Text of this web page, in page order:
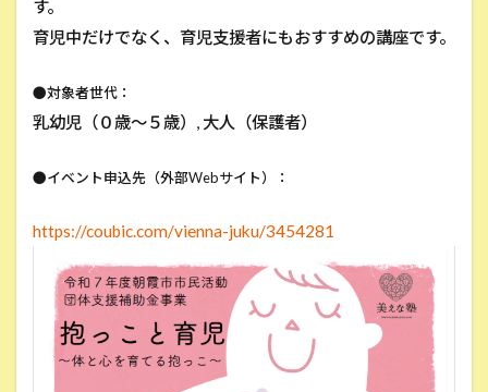
す。
育児中だけでなく、育児支援者にもおすすめの講座です。
●対象者世代：
乳幼児（０歳～５歳）, 大人（保護者）
●イベント申込先（外部Webサイト）：
https://coubic.com/vienna-juku/3454281